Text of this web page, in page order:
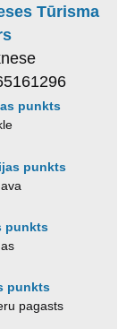
Tūrisma
punkts
punkts
punkts
punkts
pagasts